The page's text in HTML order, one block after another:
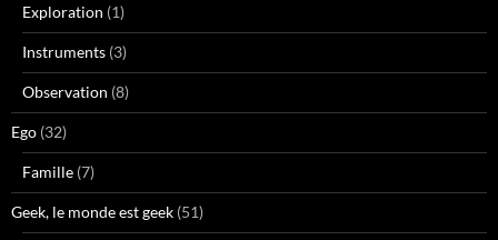
Exploration (1)
Instruments (3)
Observation (8)
Ego (32)
Famille (7)
Geek, le monde est geek (51)